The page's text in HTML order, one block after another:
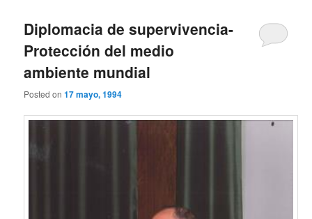
Diplomacia de supervivencia-
Protección del medio
ambiente mundial
Posted on17 mayo, 1994